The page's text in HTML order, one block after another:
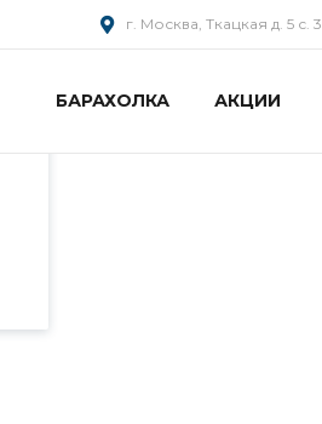
г. Москва, Ткацкая д. 5 с. 3
БАРАХОЛКА АКЦИИ